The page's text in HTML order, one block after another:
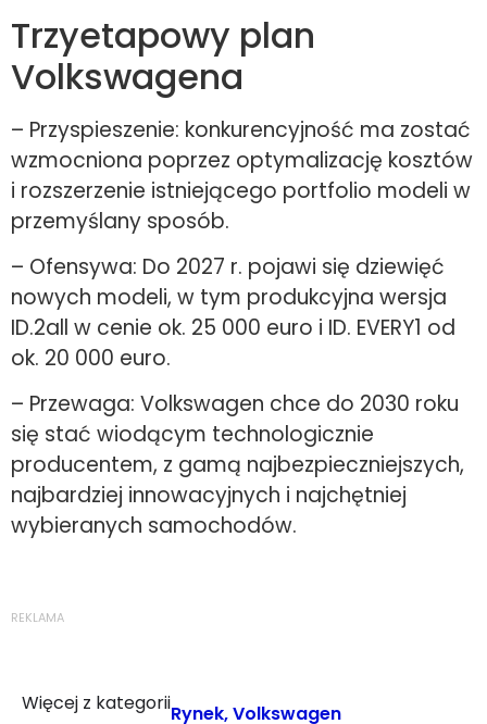
Trzyetapowy plan
Volkswagena
– Przyspieszenie: konkurencyjność ma zostać
wzmocniona poprzez optymalizację kosztów
i rozszerzenie istniejącego portfolio modeli w
przemyślany sposób.
– Ofensywa: Do 2027 r. pojawi się dziewięć
nowych modeli, w tym produkcyjna wersja
ID.2all w cenie ok. 25 000 euro i ID. EVERY1 od
ok. 20 000 euro.
– Przewaga: Volkswagen chce do 2030 roku
się stać wiodącym technologicznie
producentem, z gamą najbezpieczniejszych,
najbardziej innowacyjnych i najchętniej
wybieranych samochodów.
REKLAMA
Więcej z kategoriiRynek,Volkswagen